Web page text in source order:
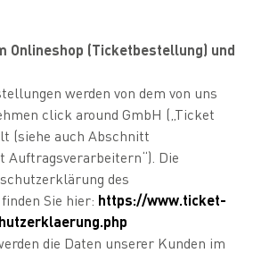
Onlineshop (Ticketbestellung) und
werden von dem von uns
click around GmbH („Ticket
(siehe auch Abschnitt
Auftragsverarbeitern“). Die
des
Sie hier: https://www.ticket-
die Daten unserer Kunden im